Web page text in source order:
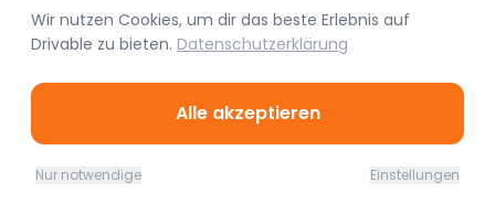
Instagram
TikTok
Nutzungsbedingungen
Datenschutz
Wir nutzen Cookies, um dir das beste Erlebnis auf
Drivable zu bieten. Datenschutzerklärung
Alle akzeptieren
Nur notwendige Einstellungen